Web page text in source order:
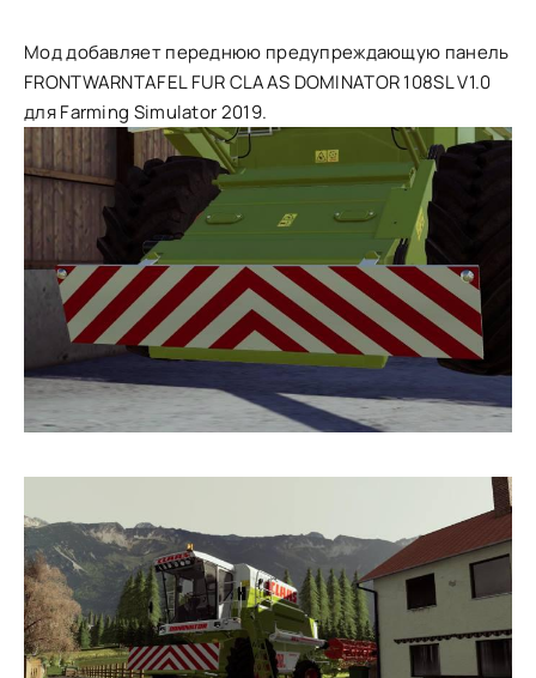
Мод добавляет переднюю предупреждающую панель
FRONTWARNTAFEL FUR CLAAS DOMINATOR 108SL V1.0
для Farming Simulator 2019.